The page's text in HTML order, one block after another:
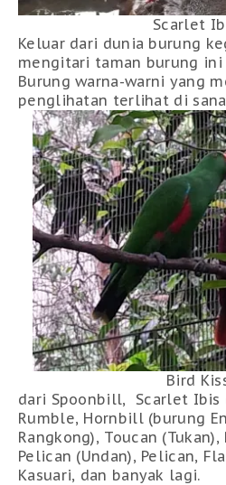
Scarlet
Keluar dari dunia burung
mengitari taman burung ini
Burung warna-warni yang
penglihatan terlihat di
Bird
dari Spoonbill, Scarlet Ibis
Rumble, Hornbill (burung
Rangkong), Toucan
Pelican (Undan), Pelican,
Kasuari, dan banyak lagi.